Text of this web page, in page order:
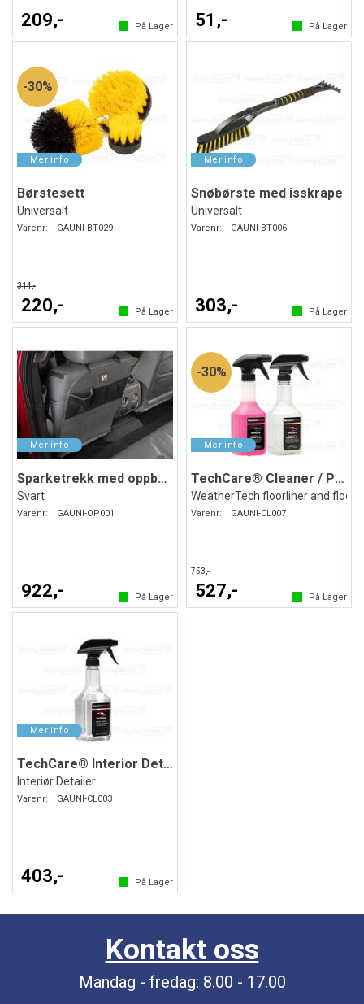
209,- På Lager 51,- På Lager
30%
Børstesett
Universalt
Varenr: GAUNI-BT029
314,-
220,- På Lager
Snøbørste med isskrape
Universalt
Varenr: GAUNI-BT006
303,- På Lager
Sparketrekk med oppbevaring
Svart
Varenr: GAUNI-OP001
922,- På Lager
30%
TechCare® Cleaner / Protector
WeatherTech floorliner and
Varenr: GAUNI-CL007
753,-
527,- På Lager
TechCare® Interior Detailer
Interiør Detailer
Varenr: GAUNI-CL003
403,- På Lager
Kontakt oss
Mandag - fredag: 8.00 - 17.00